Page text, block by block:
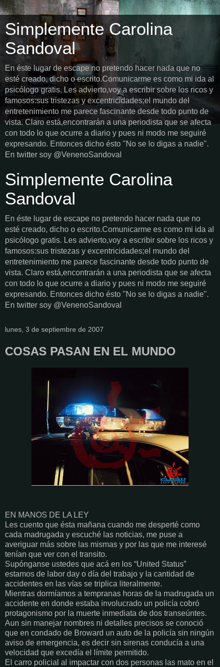
Simplemente Carolina
Sandoval
En éste lugar de escape no pretendo hacer nada que no
esté creado, dicho o escrito.Comunicarme es como mi ida al
psicólogo gratis. Les advierto,voy a escribir sobre los ricos y
famosos:sus tristezas y excentricidades;el mundo del
entretenimiento me parece fascinante desde todo punto de
vista. Claro está,encontrarán a una periodista que se afecta
con todo lo que ocurre a diario y pues ni modo me seguiré
expresando. Entonces dicho ésto "No se lo digas a nadie".
En twitter soy @VenenoSandoval
Simplemente Carolina
Sandoval
En éste lugar de escape no pretendo hacer nada que no
esté creado, dicho o escrito.Comunicarme es como mi ida al
psicólogo gratis. Les advierto,voy a escribir sobre los ricos y
famosos:sus tristezas y excentricidades;el mundo del
entretenimiento me parece fascinante desde todo punto de
vista. Claro está,encontrarán a una periodista que se afecta
con todo lo que ocurre a diario y pues ni modo me seguiré
expresando. Entonces dicho ésto "No se lo digas a nadie".
En twitter soy @VenenoSandoval
lunes, 3 de septiembre de 2007
COSAS PASAN EN EL MUNDO
EN MANOS DE LA LEY
Les cuento que ésta mañana cuando me desperté como
cada madrugada y escuché las noticias, me puse a
averiguar más sobre las mismas y por las que me interesé
tenían que ver con el transito.
Supónganse ustedes que acá en los “United Status”
estamos de labor day o día del trabajo y la cantidad de
accidentes en las vías se triplica literalmente.
Mientras dormíamos a tempranas horas de la madrugada un
accidente en donde estaba involucrado un policía cobró
protagonismo por la muerte inmediata de dos transeúntes.
Aun sin manejar nombres ni detalles precisos se conoció
que en condado de Broward un auto de la policía sin ningún
aviso de emergencia, es decir sin sirenas conducía a una
velocidad que excedía el límite permitido.
El carro policial al impactar con dos personas las mato en el